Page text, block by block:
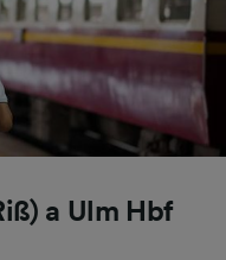
a Ulm Hbf